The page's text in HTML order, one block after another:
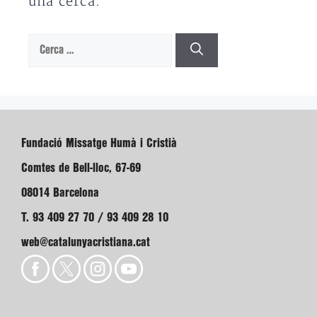
Cerca:
Fundació Missatge Humà i Cristià
Comtes de Bell-lloc, 67-69
08014 Barcelona
T. 93 409 27 70 / 93 409 28 10
web@catalunyacristiana.cat